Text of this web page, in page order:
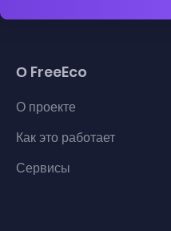
О FreeEco
О проекте
Как это работает
Сервисы